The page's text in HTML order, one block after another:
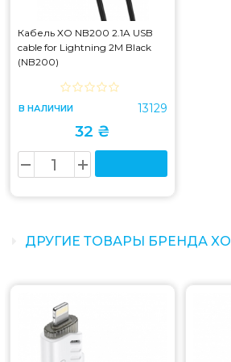
Кабель XO NB200 2.1A USB
cable for Lightning 2M Black
(NB200)
В НАЛИЧИИ 13129
32 ₴
ДРУГИЕ ТОВАРЫ БРЕНДА XO